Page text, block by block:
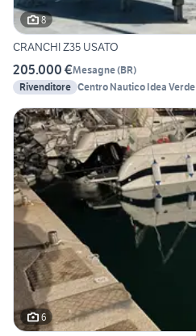
8
CRANCHI Z35 USATO
205.000 €Mesagne(BR)
Rivenditore Centro Nautico Idea Verde
6